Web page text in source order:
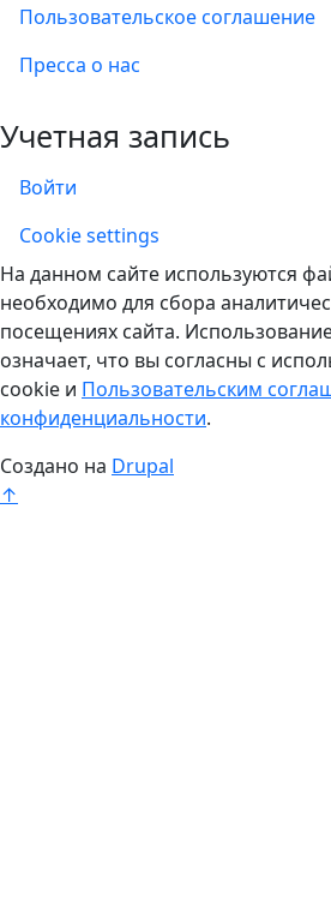
Пользовательское соглашение
Пресса о нас
Учетная запись
Войти
Учетная запись
Cookie settings
На данном сайте используются
необходимо для сбора
посещениях сайта.
означает, что вы согласны с
cookie и Пользовательским
конфиденциальности.
Создано на Drupal
↑